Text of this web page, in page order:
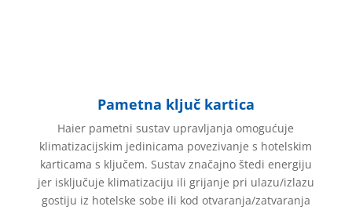
Pametna ključ kartica
Haier pametni sustav upravljanja omogućuje
klimatizacijskim jedinicama povezivanje s hotelskim
karticama s ključem. Sustav značajno štedi energiju
jer isključuje klimatizaciju ili grijanje pri ulazu/izlazu
gostiju iz hotelske sobe ili kod otvaranja/zatvaranja